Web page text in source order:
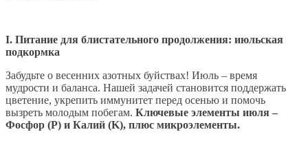
I. Питание для блистательного продолжения: июльская
подкормка
Забудьте о весенних азотных буйствах! Июль – время
мудрости и баланса. Нашей задачей становится поддержать
цветение, укрепить иммунитет перед осенью и помочь
вызреть молодым побегам. Ключевые элементы июля –
Фосфор (P) и Калий (K), плюс микроэлементы.